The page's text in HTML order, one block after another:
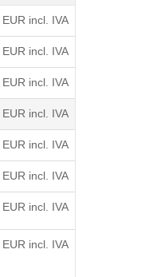
EUR incl. IVA
EUR incl. IVA
EUR incl. IVA
EUR incl. IVA
EUR incl. IVA
EUR incl. IVA
EUR incl. IVA
EUR incl. IVA